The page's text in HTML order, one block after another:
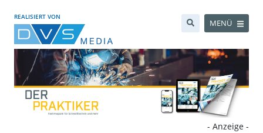
REALISIERT VON
MENÜ
- Anzeige -